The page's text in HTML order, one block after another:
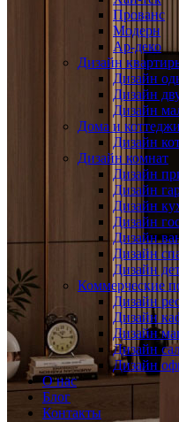
Прованс
Модерн
Ар-деко
Дизайн
Дизайн
Дизайн
Дизайн
Дома и коттеджи
Дизайн
Дизайн комнат
Дизайн
Дизайн
Дизайн
Дизайн
Дизайн
Дизайн
Дизайн
Коммерческие
Дизайн
Дизайн
Дизайн
Дизайн
Дизайн
О нас
Блог
Контакты